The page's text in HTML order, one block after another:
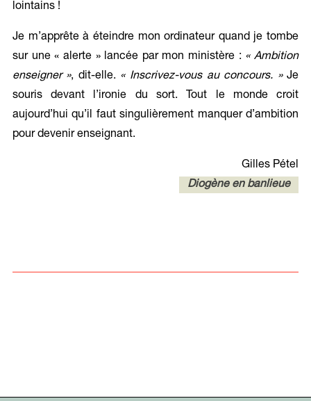
lointains !
Je m’apprête à éteindre mon ordinateur quand je tombe
sur une « alerte » lancée par mon ministère : « Ambition
enseigner », dit-elle. « Inscrivez-vous au concours. »Je
souris devant l’ironie du sort. Tout le monde croit
aujourd’hui qu’il faut singulièrement manquer d’ambition
pour devenir enseignant.
Gilles Pétel
Diogène en banlieue